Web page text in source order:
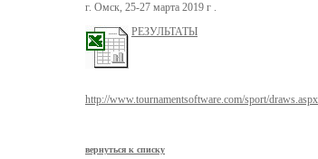
г. Омск, 25-27 марта 2019 г .
РЕЗУЛЬТАТЫ
http://www.tournamentsoftware.com/sport/
вернуться к списку